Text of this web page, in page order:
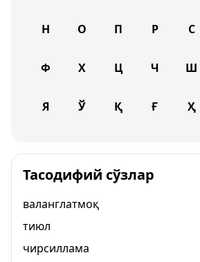
Н О П Р С
Ф Х Ц Ч Ш
Я Ў Қ Ғ Ҳ
Тасодифий сўзлар
валанглатмоқ
тиюл
чирсиллама